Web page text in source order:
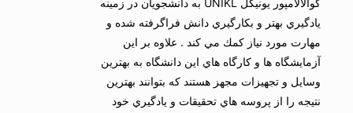
كوالالامپور يونيكل UNIKL به دانشجويان در زمينه
يادگيري بهتر و بكارگيري دانش فراگرفته شده و
مهارت مورد نياز كمك مي كند . علاوه بر اين
آزمايشگاه ها و كارگاه هاي اين دانشگاه به بهترين
وسايل و تجهيزات مجهز هستند كه بتوانند بهترين
نتيجه را از پروسه هاي تحقيقات و يادگيري خود